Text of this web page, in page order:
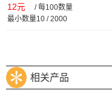
12元 /每100数量
最小数量10 / 2000
相关产品